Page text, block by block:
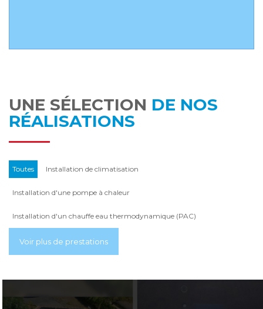
UNE SÉLECTION DE NOS
RÉALISATIONS
Toutes Installation de climatisation
Installation d'une pompe à chaleur
Installation d'un chauffe eau thermodynamique (PAC)
Installation de panneaux solaires photovoltaiques
Voir plus de prestations